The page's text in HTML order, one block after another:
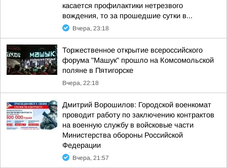
касается профилактики нетрезвого
вождения, то за прошедшие сутки в...
Вчера, 23:18
Торжественное открытие всероссийского
форума "Машук" прошло на Комсомольской
поляне в Пятигорске
Вчера, 22:18
Дмитрий Ворошилов: Городской военкомат
проводит работу по заключению контрактов
на военную службу в войсковые части
Министерства обороны Российской
Федерации
Вчера, 21:57